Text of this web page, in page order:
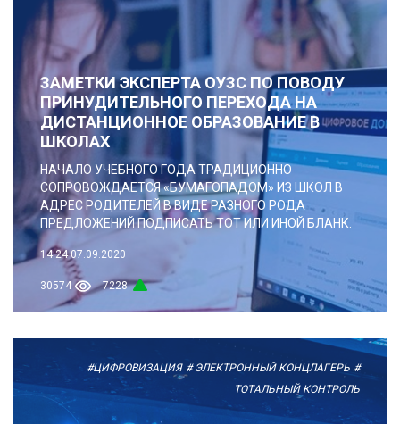
ЗАМЕТКИ ЭКСПЕРТА ОУЗС ПО ПОВОДУ
ПРИНУДИТЕЛЬНОГО ПЕРЕХОДА НА
ДИСТАНЦИОННОЕ ОБРАЗОВАНИЕ В
ШКОЛАХ
НАЧАЛО УЧЕБНОГО ГОДА ТРАДИЦИОННО
СОПРОВОЖДАЕТСЯ «БУМАГОПАДОМ» ИЗ ШКОЛ В
АДРЕС РОДИТЕЛЕЙ В ВИДЕ РАЗНОГО РОДА
ПРЕДЛОЖЕНИЙ ПОДПИСАТЬ ТОТ ИЛИ ИНОЙ БЛАНК.
14:24 07.09.2020
30574 7228
#ЦИФРОВИЗАЦИЯ # ЭЛЕКТРОННЫЙ КОНЦЛАГЕРЬ #
ТОТАЛЬНЫЙ КОНТРОЛЬ